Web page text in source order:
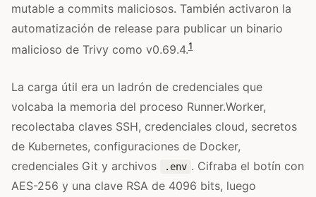
mutable a commits maliciosos. También activaron la
automatización de release para publicar un binario
malicioso de Trivy como v0.69.4.1
La carga útil era un ladrón de credenciales que
volcaba la memoria del proceso Runner.Worker,
recolectaba claves SSH, credenciales cloud, secretos
de Kubernetes, configuraciones de Docker,
credenciales Git y archivos
.env . Cifraba el botín con
AES-256 y una clave RSA de 4096 bits, luego